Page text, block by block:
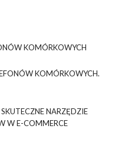
KOMÓRKOWYCH
KOMÓRKOWYCH.
NARZĘDZIE
W E-COMMERCE